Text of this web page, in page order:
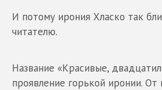
И потому ирония Хласко так
читателю.
Название «Красивые,
проявление горькой иронии. От